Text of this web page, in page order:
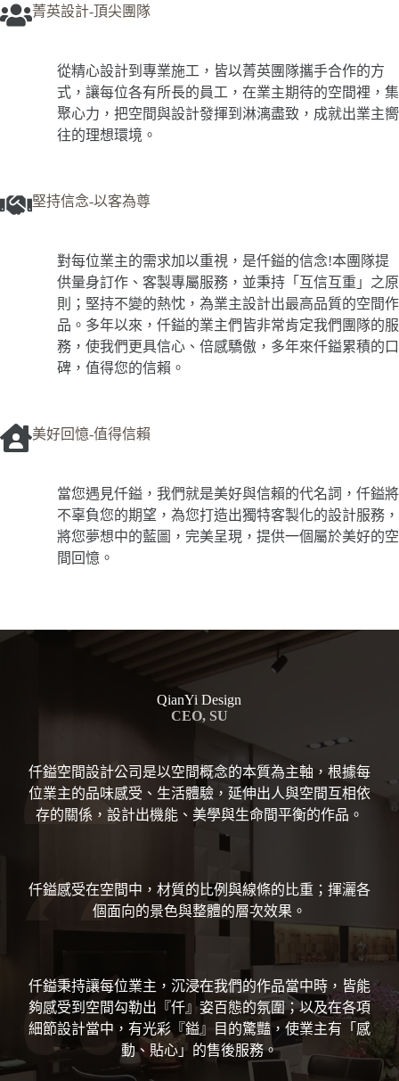
菁英設計-頂尖團隊
從精心設計到專業施工，皆以菁英團隊攜手合作的方
式，讓每位各有所長的員工，在業主期待的空間裡，集
聚心力，把空間與設計發揮到淋漓盡致，成就出業主嚮
往的理想環境。
堅持信念-以客為尊
對每位業主的需求加以重視，是仟鎰的信念!本團隊提
供量身訂作、客製專屬服務，並秉持「互信互重」之原
則；堅持不變的熱忱，為業主設計出最高品質的空間作
品。多年以來，仟鎰的業主們皆非常肯定我們團隊的服
務，使我們更具信心、倍感驕傲，多年來仟鎰累積的口
碑，值得您的信賴。
美好回憶-值得信賴
當您遇見仟鎰，我們就是美好與信賴的代名詞，仟鎰將
不辜負您的期望，為您打造出獨特客製化的設計服務，
將您夢想中的藍圖，完美呈現，提供一個屬於美好的空
間回憶。
QianYi Design
CEO, SU
仟鎰空間設計公司是以空間概念的本質為主軸，根據每
位業主的品味感受、生活體驗，延伸出人與空間互相依
存的關係，設計出機能、美學與生命間平衡的作品。
仟鎰感受在空間中，材質的比例與線條的比重；揮灑各
個面向的景色與整體的層次效果。
仟鎰秉持讓每位業主，沉浸在我們的作品當中時，皆能
夠感受到空間勾勒出『仟』姿百態的氛圍；以及在各項
細節設計當中，有光彩『鎰』目的驚豔，使業主有「感
動、貼心」的售後服務。